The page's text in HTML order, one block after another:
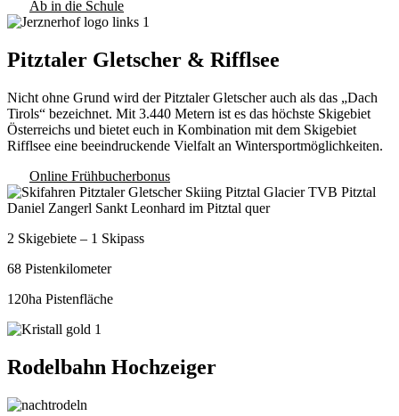
Ab in die Schule
Pitztaler Gletscher & Rifflsee
Nicht ohne Grund wird der Pitztaler Gletscher auch als das „Dach
Tirols“ bezeichnet. Mit 3.440 Metern ist es das höchste Skigebiet
Österreichs und bietet euch in Kombination mit dem Skigebiet
Rifflsee eine beeindruckende Vielfalt an Wintersportmöglichkeiten.
Online Frühbucherbonus
2 Skigebiete – 1 Skipass
68 Pistenkilometer
120ha Pistenfläche
Rodelbahn Hochzeiger